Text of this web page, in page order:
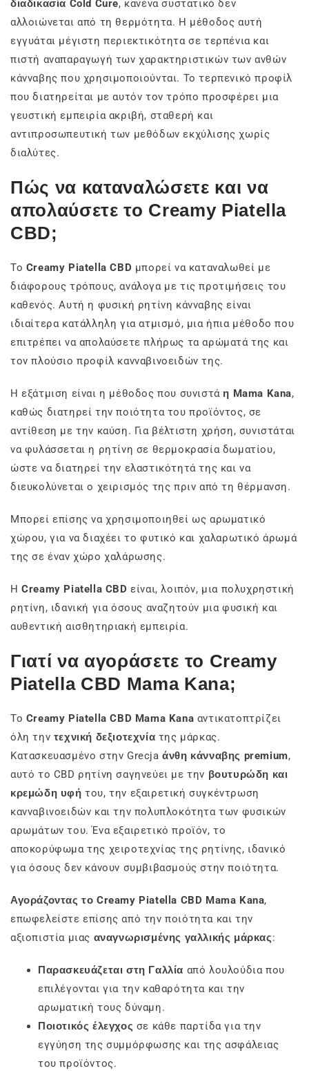
διαδικασία Cold Cure, κανένα συστατικό δεν
αλλοιώνεται από τη θερμότητα. Η μέθοδος αυτή
εγγυάται μέγιστη περιεκτικότητα σε τερπένια και
πιστή αναπαραγωγή των χαρακτηριστικών των ανθών
κάνναβης που χρησιμοποιούνται. Το τερπενικό προφίλ
που διατηρείται με αυτόν τον τρόπο προσφέρει μια
γευστική εμπειρία ακριβή, σταθερή και
αντιπροσωπευτική των μεθόδων εκχύλισης χωρίς
διαλύτες.
Πώς να καταναλώσετε και να
απολαύσετε το Creamy Piatella
CBD;
Το Creamy Piatella CBD μπορεί να καταναλωθεί με
διάφορους τρόπους, ανάλογα με τις προτιμήσεις του
καθενός. Αυτή η φυσική ρητίνη κάνναβης είναι
ιδιαίτερα κατάλληλη για ατμισμό, μια ήπια μέθοδο που
επιτρέπει να απολαύσετε πλήρως τα αρώματά της και
τον πλούσιο προφίλ κανναβινοειδών της.
Η εξάτμιση είναι η μέθοδος που συνιστά η Mama Kana,
καθώς διατηρεί την ποιότητα του προϊόντος, σε
αντίθεση με την καύση. Για βέλτιστη χρήση, συνιστάται
να φυλάσσεται η ρητίνη σε θερμοκρασία δωματίου,
ώστε να διατηρεί την ελαστικότητά της και να
διευκολύνεται ο χειρισμός της πριν από τη θέρμανση.
Μπορεί επίσης να χρησιμοποιηθεί ως αρωματικό
χώρου, για να διαχέει το φυτικό και χαλαρωτικό άρωμά
της σε έναν χώρο χαλάρωσης.
ΗCreamy Piatella CBD είναι, λοιπόν, μια πολυχρηστική
ρητίνη, ιδανική για όσους αναζητούν μια φυσική και
αυθεντική αισθητηριακή εμπειρία.
Γιατί να αγοράσετε το Creamy
Piatella CBD Mama Kana;
Το Creamy Piatella CBD Mama Kana αντικατοπτρίζει
όλη την τεχνική δεξιοτεχνία της μάρκας.
Κατασκευασμένο στην Grecjaάνθη κάνναβης premium,
αυτό το CBD ρητίνη σαγηνεύει με την βουτυρώδη και
κρεμώδη υφή του, την εξαιρετική συγκέντρωση
κανναβινοειδών και την πολυπλοκότητα των φυσικών
αρωμάτων του. Ένα εξαιρετικό προϊόν, το
αποκορύφωμα της χειροτεχνίας της ρητίνης, ιδανικό
για όσους δεν κάνουν συμβιβασμούς στην ποιότητα.
Αγοράζοντας το Creamy Piatella CBD Mama Kana,
επωφελείστε επίσης από την ποιότητα και την
αξιοπιστία μιας αναγνωρισμένης γαλλικής μάρκας:
Παρασκευάζεται στη Γαλλία από λουλούδια που
επιλέγονται για την καθαρότητα και την
αρωματική τους δύναμη.
Ποιοτικός έλεγχος σε κάθε παρτίδα για την
εγγύηση της συμμόρφωσης και της ασφάλειας
του προϊόντος.